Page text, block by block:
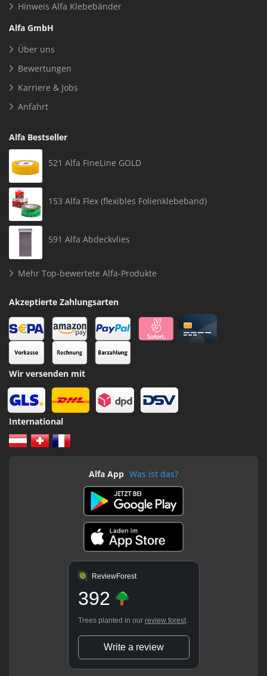
Hinweis Alfa Klebebänder
Alfa GmbH
Über uns
Bewertungen
Karriere & Jobs
Anfahrt
Alfa Bestseller
521 Alfa FineLine GOLD
153 Alfa Flex (flexibles Folienklebeband)
591 Alfa Abdeckvlies
Mehr Top-bewertete Alfa-Produkte
Akzeptierte Zahlungsarten
Wir versenden mit
International
Alfa App Was ist das?
ReviewForest
392
Trees planted in our review forest.
Write a review